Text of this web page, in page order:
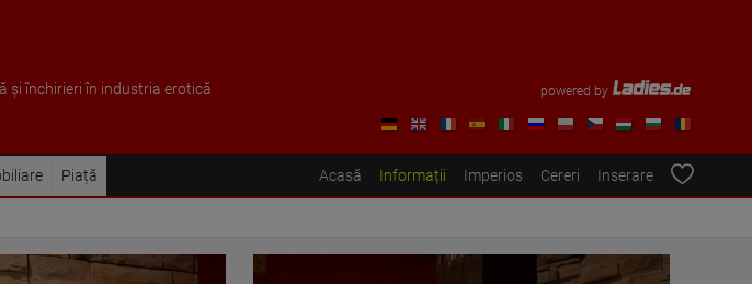
și închirieri în industria erotică powered by
Piață Acasă Informații Imperios Cereri Inserare